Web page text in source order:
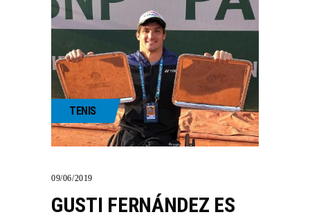
TENIS
09/06/2019
GUSTI FERNÁNDEZ ES